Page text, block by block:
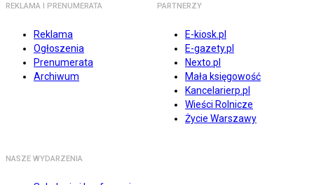
REKLAMA I PRENUMERATA
Reklama
Ogłoszenia
Prenumerata
Archiwum
PARTNERZY
E-kiosk.pl
E-gazety.pl
Nexto.pl
Mała księgowość
Kancelarierp.pl
Wieści Rolnicze
Życie Warszawy
NASZE WYDARZENIA